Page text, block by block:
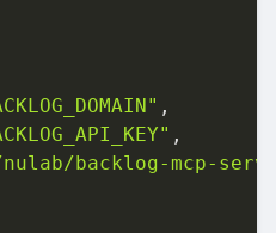
backlog-mcp-